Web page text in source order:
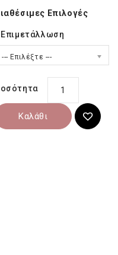
Επιλογές
Επιμετάλλωση
--- Επιλέξτε ---
Καλάθι